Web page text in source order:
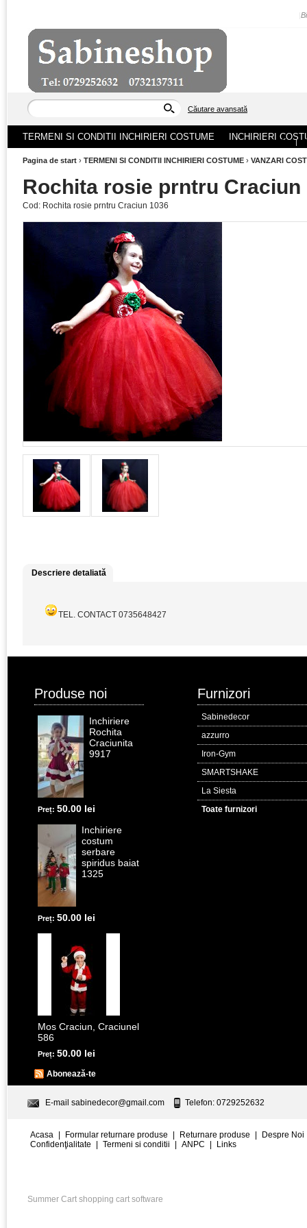
Căutare avansată
ACASA |
TERMENI SI CONDITII INCHIRIERI COSTUME INCHIRIERI
Pagina de start › TERMENI SI CONDITII INCHIRIERI COSTUME › VANZARI
Rochita rosie prntru Craciun
Cod: Rochita rosie prntru Craciun 1036
Descriere detaliată
TEL. CONTACT 0735648427
Produse noi
Inchiriere
Rochita
Craciunita
9917
Preț: 50.00 lei
Inchiriere
costum
serbare
spiridus baiat
1325
Preț: 50.00 lei
Mos Craciun, Craciunel
586
Preț: 50.00 lei
Abonează-te
Furnizori
Sabinedecor
azzurro
Iron-Gym
SMARTSHAKE
La Siesta
Toate furnizori
E-mail sabinedecor@gmail.com Telefon: 0729252632
Acasa Formular returnare produse Returnare produse
Despre Noi
Confidenţialitate
Termeni si conditii ANPC Links
Summer Cart shopping cart software